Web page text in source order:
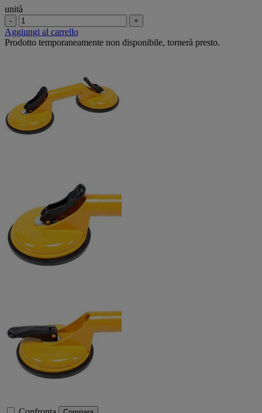
unità
- +
Aggiungi al carrello
Prodotto temporaneamente non disponibile, tornerà presto.